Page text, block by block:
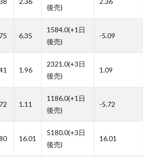
後売)
6.35
1584.0(+1日
後売)
-5.09
1.96
2321.0(+3日
後売)
1.09
1.11
1186.0(+1日
後売)
-5.72
16.01
5180.0(+3日
後売)
16.01